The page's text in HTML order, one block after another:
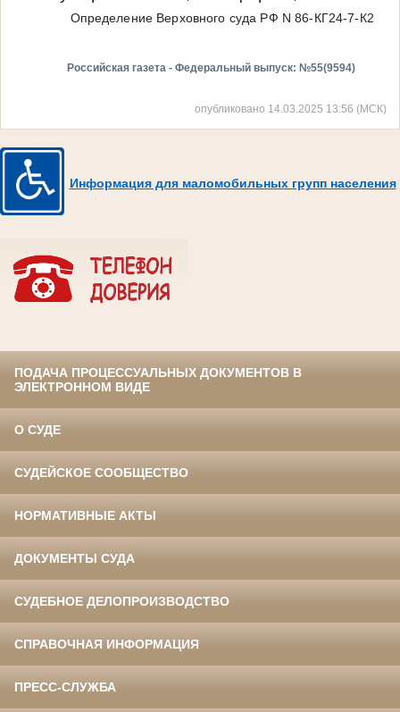
Определение Верховного суда РФ N 86-КГ24-7-К2
Российская газета - Федеральный выпуск: №55(9594)
опубликовано 14.03.2025 13:56 (МСК)
Информация для маломобильных групп населения
ПОДАЧА ПРОЦЕССУАЛЬНЫХ ДОКУМЕНТОВ В
ЭЛЕКТРОННОМ ВИДЕ
О СУДЕ
СУДЕЙСКОЕ СООБЩЕСТВО
НОРМАТИВНЫЕ АКТЫ
ДОКУМЕНТЫ СУДА
СУДЕБНОЕ ДЕЛОПРОИЗВОДСТВО
СПРАВОЧНАЯ ИНФОРМАЦИЯ
ПРЕСС-СЛУЖБА